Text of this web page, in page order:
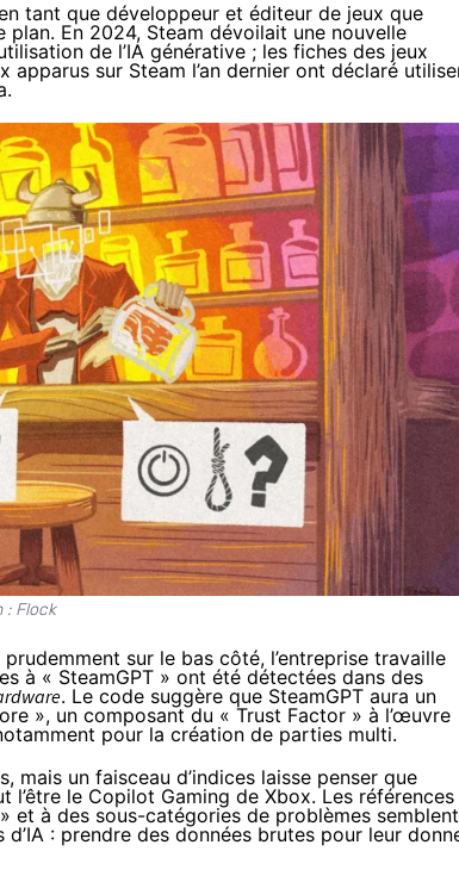
tant que développeur et éditeur de jeux que
En 2024, Steam dévoilait une nouvelle
de l’IA générative ; les fiches des jeux
sur Steam l’an dernier ont déclaré
.
: Flock
sur le bas côté, l’entreprise travaille
à « SteamGPT » ont été détectées dans des
. Le code suggère que SteamGPT aura un
», un composant du « Trust Factor » à l’œuvre
pour la création de parties multi.
mais un faisceau d’indices laisse penser que
l’être le Copilot Gaming de Xbox. Les références
et à des sous-catégories de problèmes semblent
: prendre des données brutes pour leur